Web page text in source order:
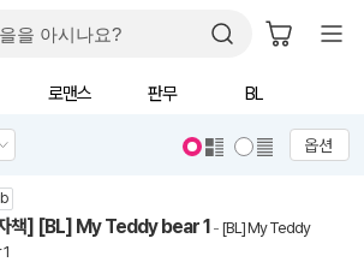
로맨스 판무 BL
옵션
책] [BL] My Teddy bear 1 - [BL] My Teddy